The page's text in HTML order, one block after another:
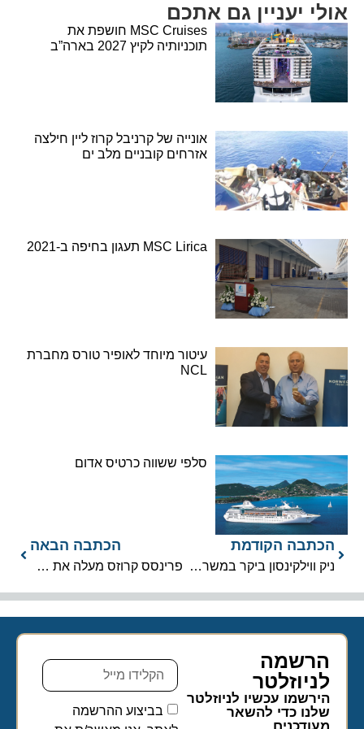
אולי יעניין גם אתכם
MSC Cruises חושפת את
תוכניותיה לקיץ 2027 בארה”ב
אונייה של קרניבל קרוז ליין חילצה
אזרחים קובניים מלב ים
MSC Lirica תעגון בחיפה ב-2021
עיטור מיוחד לאופיר טורס מחברת
NCL
סלפי ששווה כרטיס אדום
הכתבה הקודמת
ניק ווילקינסון ביקר במשרדי אופיר טורס
הכתבה הבאה
פרינסס קרוזס מעלה את דמי השירות
הרשמה
לניוזלטר​
הירשמו עכשיו לניוזלטר
שלנו כדי להשאר
בביצוע ההרשמה